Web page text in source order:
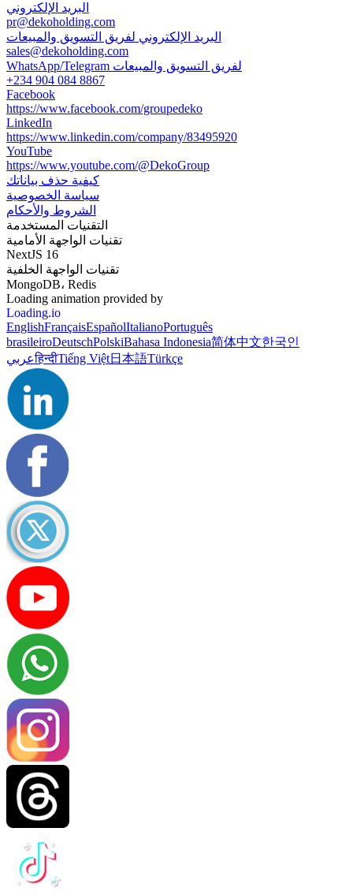
البريد الإلكتروني
pr@dekoholding.com
البريد الإلكتروني لفريق التسويق والمبيعات
sales@dekoholding.com
WhatsApp/Telegram لفريق التسويق والمبيعات
+234 904 084 8867
Facebook
https://www.facebook.com/groupedeko
LinkedIn
https://www.linkedin.com/company/83495920
YouTube
https://www.youtube.com/@DekoGroup
كيفية حذف بياناتك
سياسة الخصوصية
الشروط والأحكام
التقنيات المستخدمة
تقنيات الواجهة الأمامية
NextJS 16
تقنيات الواجهة الخلفية
MongoDB، Redis
Loading animation provided by
Loading.io
EnglishFrançaisEspañolItalianoPortuguês
brasileiroDeutschPolskiBahasa Indonesia简体中文한국인
عربيहिन्दीTiếng Việt日本語Türkçe